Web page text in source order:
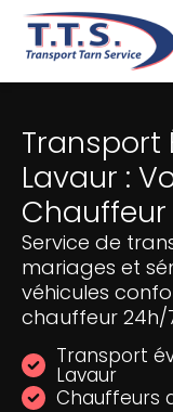
Aller
Transport
Lavaur :
Chauffeur
Service de
mariages et
véhicules
chauffeur 24h/
Transport
Lavaur
Chauffeurs